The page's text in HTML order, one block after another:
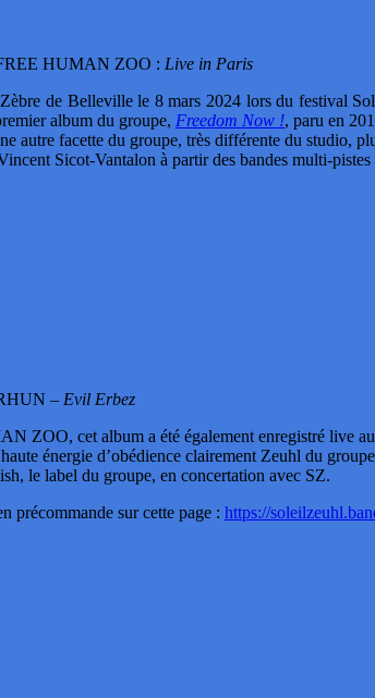
HUMAN ZOO : Live in Paris
de Belleville le 8 mars 2024 lors du festival
album du groupe, Freedom Now !, paru en
autre facette du groupe, très différente du studio,
Sicot-Vantalon à partir des bandes multi-
– Evil Erbez
ZOO, cet album a été également enregistré live
énergie d’obédience clairement Zeuhl du
le label du groupe, en concertation avec SZ.
précommande sur cette page : https://